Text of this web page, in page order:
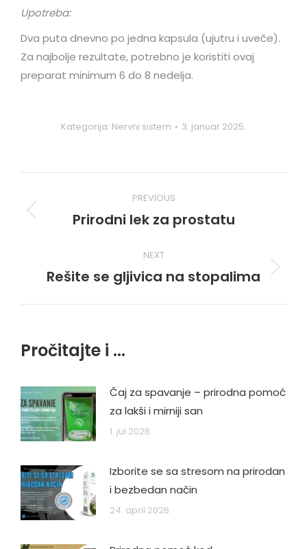
Upotreba:
Dva puta dnevno po jedna kapsula (ujutru i uveče).
Za najbolje rezultate, potrebno je koristiti ovaj
preparat minimum 6 do 8 nedelja.
Kategorija: Nervni sistem 3. januar 2025.
navigation
PREVIOUS
Previous
Prirodni lek za prostatu
NEXT
Next
Rešite se gljivica na stopalima
Pročitajte i ...
Čaj za spavanje – prirodna pomoć
za lakši i mirniji san
1. jul 2026.
Izborite se sa stresom na prirodan
i bezbedan način
24. april 2026.